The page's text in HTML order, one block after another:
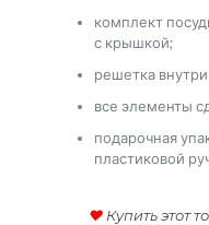
комплект
с крышкой;
решетка
все элементы
подарочная
пластиковой
♥ Купить этот